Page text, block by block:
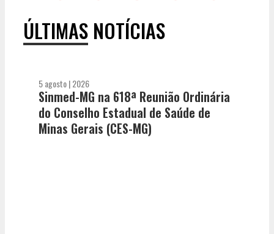
ÚLTIMAS NOTÍCIAS
5 agosto | 2026
Sinmed-MG na 618ª Reunião Ordinária
do Conselho Estadual de Saúde de
Minas Gerais (CES-MG)